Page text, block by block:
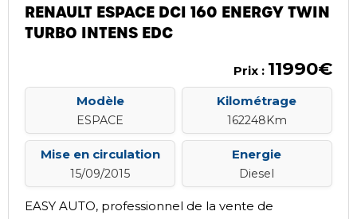
RENAULT ESPACE DCI 160 ENERGY TWIN
TURBO INTENS EDC
Prix : 11990€
Modèle
ESPACE
Kilométrage
162248Km
Mise en circulation
15/09/2015
Energie
Diesel
EASY AUTO, professionnel de la vente de